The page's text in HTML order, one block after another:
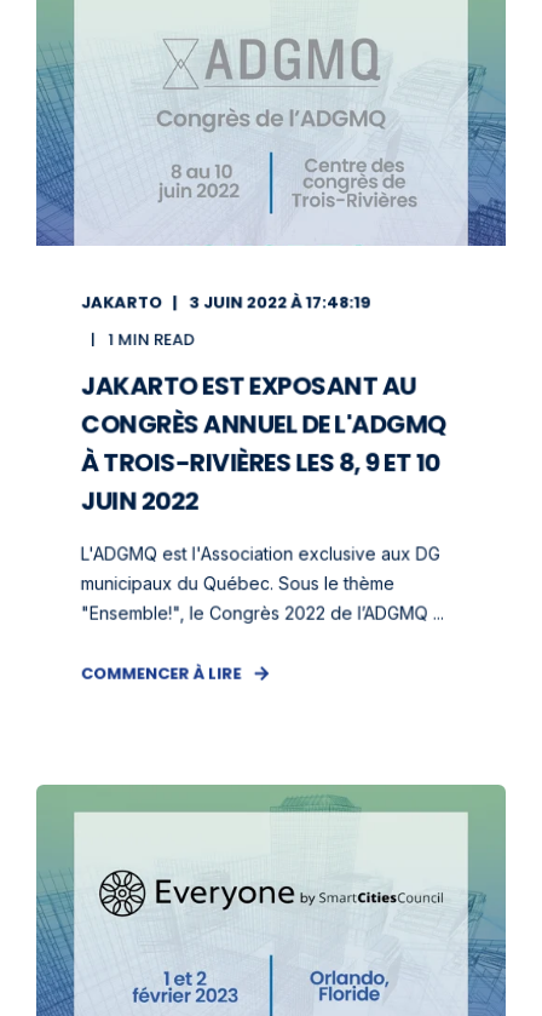
JAKARTO
3 JUIN 2022 À 17:48:19
1 MIN READ
JAKARTO EST EXPOSANT AU
CONGRÈS ANNUEL DE L'ADGMQ
À TROIS-RIVIÈRES LES 8, 9 ET 10
JUIN 2022
L'ADGMQ est l'Association exclusive aux DG
municipaux du Québec. Sous le thème
"Ensemble!", le Congrès 2022 de l’ADGMQ ...
COMMENCER À LIRE